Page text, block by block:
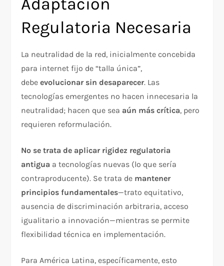
Adaptación
Regulatoria Necesaria
La neutralidad de la red, inicialmente concebida
para internet fijo de “talla única”,
debeevolucionar sin desaparecer. Las
tecnologías emergentes no hacen innecesaria la
neutralidad; hacen que sea aún más crítica, pero
requieren reformulación.
No se trata de aplicar rigidez regulatoria
antigua a tecnologías nuevas (lo que sería
contraproducente). Se trata de mantener
principios fundamentales—trato equitativo,
ausencia de discriminación arbitraria, acceso
igualitario a innovación—mientras se permite
flexibilidad técnica en implementación.
Para América Latina, específicamente, esto